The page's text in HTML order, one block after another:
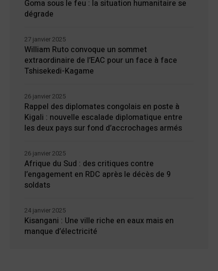
Goma sous le feu : la situation humanitaire se
dégrade
William Ruto convoque un sommet
extraordinaire de l’EAC pour un face à face
Tshisekedi-Kagame
27 janvier 2025
Rappel des diplomates congolais en poste à
Kigali : nouvelle escalade diplomatique entre
les deux pays sur fond d’accrochages armés
26 janvier 2025
Afrique du Sud : des critiques contre
l’engagement en RDC après le décès de 9
soldats
26 janvier 2025
Kisangani : Une ville riche en eaux mais en
manque d’électricité
24 janvier 2025